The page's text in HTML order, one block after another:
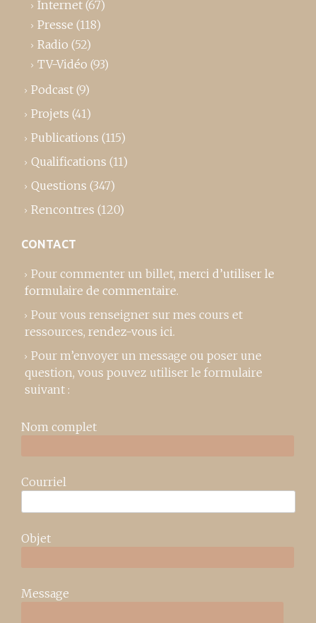
Internet (67)
Presse (118)
Radio (52)
TV-Vidéo (93)
Podcast (9)
Projets (41)
Publications (115)
Qualifications (11)
Questions (347)
Rencontres (120)
CONTACT
Pour commenter un billet, merci d’utiliser le
formulaire de commentaire.
Pour vous renseigner sur mes cours et
ressources, rendez-vous ici.
Pour m’envoyer un message ou poser une
question, vous pouvez utiliser le formulaire
suivant :
Nom complet
Courriel
Objet
Message